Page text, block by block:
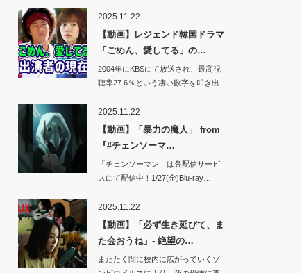
2025.11.22
【動画】レジェンド韓国ドラマ
「ごめん、愛してる」の…
2004年にKBSにて放送され、最高視
聴率27.6％という凄い数字を叩き出
2025.11.22
【動画】「暴力の魔人」 from
『#チェンソーマ…
「チェンソーマン」は各配信サービ
スにて配信中！1/27(金)Blu-ray…
2025.11.22
【動画】「必ず生き延びて、ま
た会おうね」- 絶望の…
またたく間に校内に広がっていくゾ